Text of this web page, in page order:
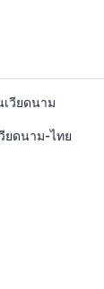
วียดนาม
ยดนาม-ไทย